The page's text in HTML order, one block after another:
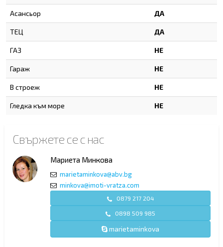
Асансьор ДА
ТЕЦ ДА
ГАЗ НЕ
Гараж НЕ
В строеж НЕ
Гледка към море НЕ
Свържете се с нас
Мариета Минкова
marietaminkova@abv.bg
minkova@imoti-vratza.com
0879 217 204
0898 509 985
marietaminkova